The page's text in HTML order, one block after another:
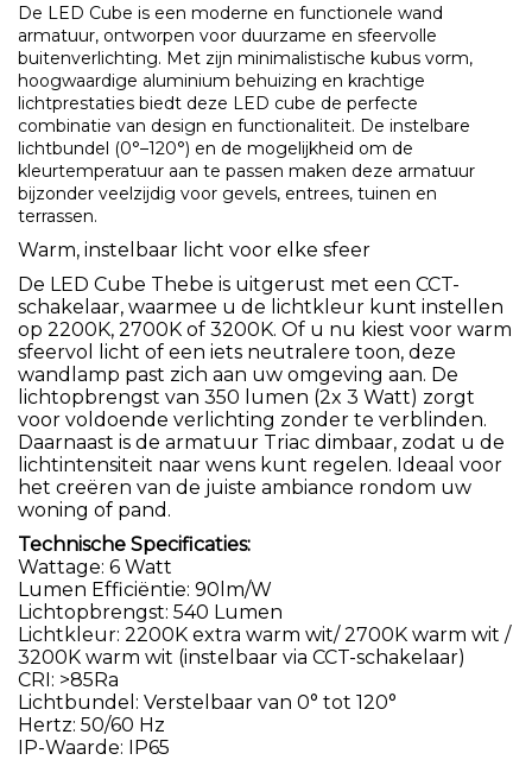
De LED Cube is een moderne en functionele wand
armatuur, ontworpen voor duurzame en sfeervolle
buitenverlichting. Met zijn minimalistische kubus vorm,
hoogwaardige aluminium behuizing en krachtige
lichtprestaties biedt deze LED cube de perfecte
combinatie van design en functionaliteit. De instelbare
lichtbundel (0°–120°) en de mogelijkheid om de
kleurtemperatuur aan te passen maken deze armatuur
bijzonder veelzijdig voor gevels, entrees, tuinen en
terrassen.
Warm, instelbaar licht voor elke sfeer
De LED Cube Thebe is uitgerust met een CCT-
schakelaar, waarmee u de lichtkleur kunt instellen
op 2200K, 2700K of 3200K. Of u nu kiest voor warm
sfeervol licht of een iets neutralere toon, deze
wandlamp past zich aan uw omgeving aan. De
lichtopbrengst van 350 lumen (2x 3 Watt) zorgt
voor voldoende verlichting zonder te verblinden.
Daarnaast is de armatuur Triac dimbaar, zodat u de
lichtintensiteit naar wens kunt regelen. Ideaal voor
het creëren van de juiste ambiance rondom uw
woning of pand.
Technische Specificaties:
Wattage: 6 Watt
Lumen Efficiëntie: 90lm/W
Lichtopbrengst: 540 Lumen
Lichtkleur: 2200K extra warm wit/ 2700K warm wit /
3200K warm wit (instelbaar via CCT-schakelaar)
CRI: >85Ra
Lichtbundel: Verstelbaar van 0° tot 120°
Hertz: 50/60 Hz
IP-Waarde: IP65